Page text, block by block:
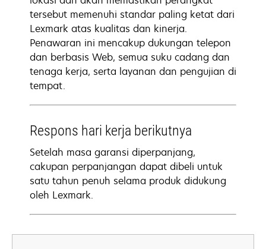
tersebut memenuhi standar paling ketat dari
Lexmark atas kualitas dan kinerja.
Penawaran ini mencakup dukungan telepon
dan berbasis Web, semua suku cadang dan
tenaga kerja, serta layanan dan pengujian di
tempat.
Respons hari kerja berikutnya
Setelah masa garansi diperpanjang,
cakupan perpanjangan dapat dibeli untuk
satu tahun penuh selama produk didukung
oleh Lexmark.